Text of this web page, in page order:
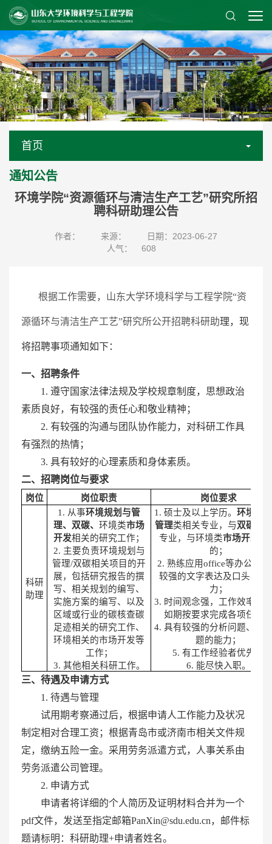
首页
通知公告
环境学院“资源循环与清洁生产工艺”研究所招
聘科研助理公告
作者： 来源：
日期：2023-06-27
人气：
608
根据工作需要，山东大学环境科学与工程学院“资
源循环与清洁生产工艺”研究所公开招聘科研助理，现
将招聘事项通知如下：
一、招聘条件
1 . 遵守国家法律法规及学校规章制度，思想政治
素质良好，有较强的责任心和敬业精神；
2. 有较强的沟通与团队协作能力，对科研工作具
有强烈的热情；
3. 具有较好的心理素质和身体素质。
二、招聘岗位与要求
岗位 岗位职责 岗位要求
科研
助理
1. 从事环境规划与管
理、双碳、 环境类市场
开发相关的研究工作；
2. 主要负责环境规划与
管理/双碳相关项目的开
展，包括研究报告的撰
写、相关规划的编写、
实施方案的编写、以及
区域或行业的碳核查碳
足迹相关的研究工作、
环境相关的市场开发等
工作；
3. 其他相关科研工作。
1. 硕士及以上学历。 环境规
管理类相关专业，与双碳
专业，与环境类市场开发
的；
2. 熟练应用office等办公软
较强的文字表达及口头表达
力；
3. 时间观念强，工作效率高
如期按要求完成各项任务
4. 具有较强的分析问题、解
题的能力；
5. 有工作经验者优先；
6. 能尽快入职。
三、待遇及申请方式
1. 待遇与管理
试用期考察通过后，根据申请人工作能力及状况
制定相对合理工资；根据青岛市或济南市相关文件规
定，缴纳五险一金。采用劳务派遣方式，人事关系由
劳务派遣公司管理。
2. 申请方式
申请者将详细的个人简历及证明材料合并为一个
pdf文件，发送至指定邮箱PanXin@sdu.edu.cn，邮件标
题请标明：科研助理+申请者姓名。